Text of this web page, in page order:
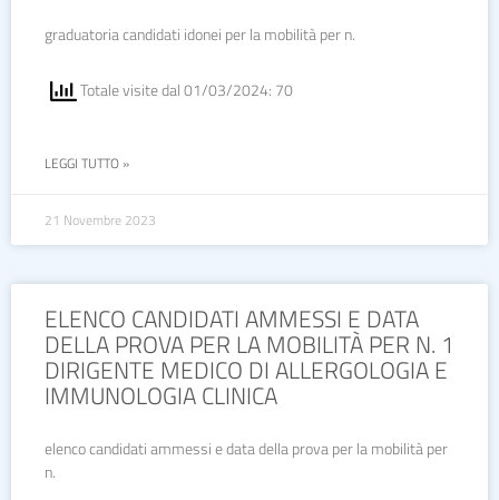
graduatoria candidati idonei per la mobilità per n.
Totale visite dal 01/03/2024: 70
LEGGI TUTTO »
21 Novembre 2023
ELENCO CANDIDATI AMMESSI E DATA
DELLA PROVA PER LA MOBILITÀ PER N. 1
DIRIGENTE MEDICO DI ALLERGOLOGIA E
IMMUNOLOGIA CLINICA
elenco candidati ammessi e data della prova per la mobilità per
n.